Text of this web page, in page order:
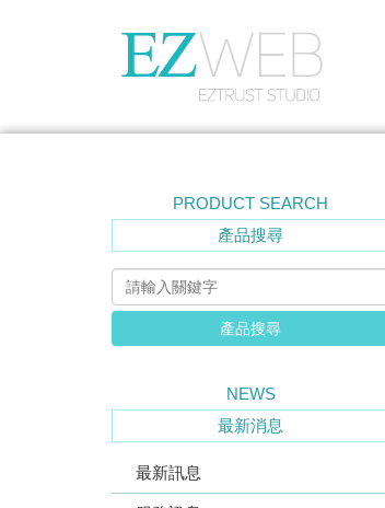
PRODUCT SEARCH
產品搜尋
產品搜尋
NEWS
最新消息
最新訊息